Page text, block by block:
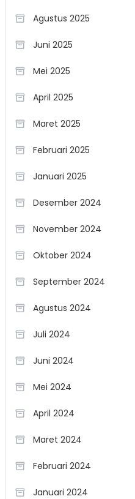
Agustus 2025
Juni 2025
Mei 2025
April 2025
Maret 2025
Februari 2025
Januari 2025
Desember 2024
November 2024
Oktober 2024
September 2024
Agustus 2024
Juli 2024
Juni 2024
Mei 2024
April 2024
Maret 2024
Februari 2024
Januari 2024